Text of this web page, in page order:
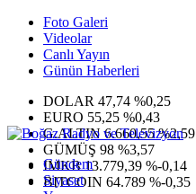
Foto Galeri
Videolar
Canlı Yayın
Günün Haberleri
DOLAR 47,74 %0,25
EURO 55,25 %0,43
G.ALTIN6.660,55 %2,59
GÜMÜŞ 98 %3,57
IMKB13.779,39 %-0,14
BITCOIN 64.789 %-0,35
Gündem
Siyaset